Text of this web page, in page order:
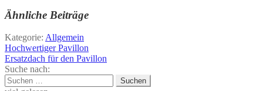
Ähnliche Beiträge
Kategorie: Allgemein
Beitragsnavigation
Vorheriger
Beitrag:
Hochwertiger Pavillon
Nächster
Beitrag:
Ersatzdach für den Pavillon
Suche nach:
Suchen